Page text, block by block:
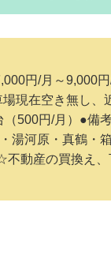
円/月～9,000
現在空き無し、
500円/月）●備
湯河原・真鶴・
動産の買換え